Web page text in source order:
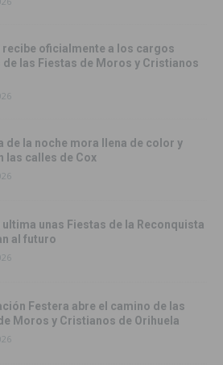
recibe oficialmente a los cargos
las Fiestas de Moros y Cristianos
de la noche mora llena de color y
las calles de Cox
ultima unas Fiestas de la Reconquista
al futuro
Festera abre el camino de las
Moros y Cristianos de Orihuela